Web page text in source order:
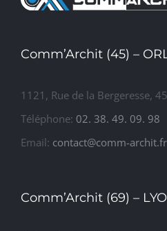
Comm’Archit (45) –
1121, Rue de la Bergeresse,
Téléphone: 02. 38. 49. 09. 98
Email: contact@comm-archit.fr
Comm’Archit (69) –